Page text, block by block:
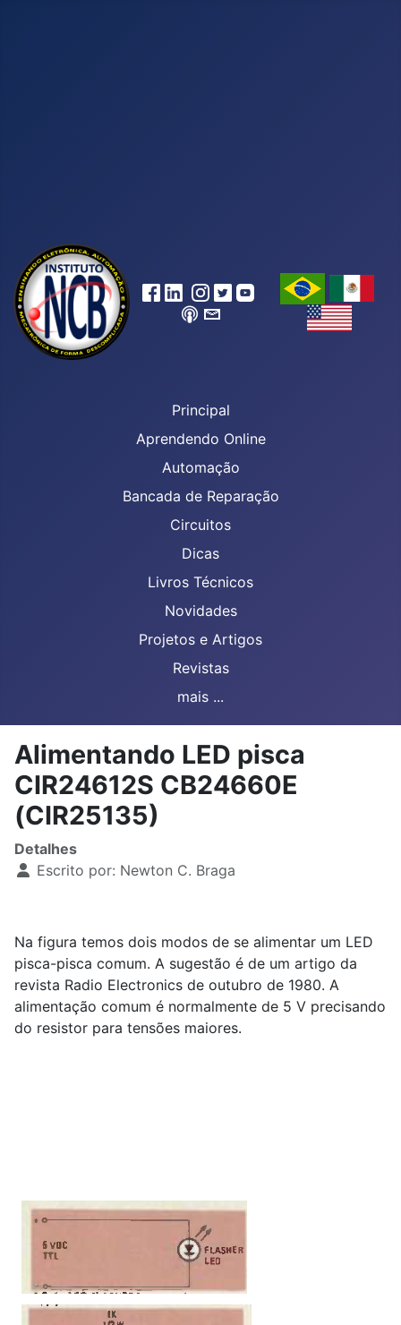
Principal
Aprendendo Online
Automação
Bancada de Reparação
Circuitos
Dicas
Livros Técnicos
Novidades
Projetos e Artigos
Revistas
mais ...
Alimentando LED pisca
CIR24612S CB24660E
(CIR25135)
Detalhes
Escrito por: Newton C. Braga
Na figura temos dois modos de se alimentar um LED
pisca-pisca comum. A sugestão é de um artigo da
revista Radio Electronics de outubro de 1980. A
alimentação comum é normalmente de 5 V precisando
do resistor para tensões maiores.